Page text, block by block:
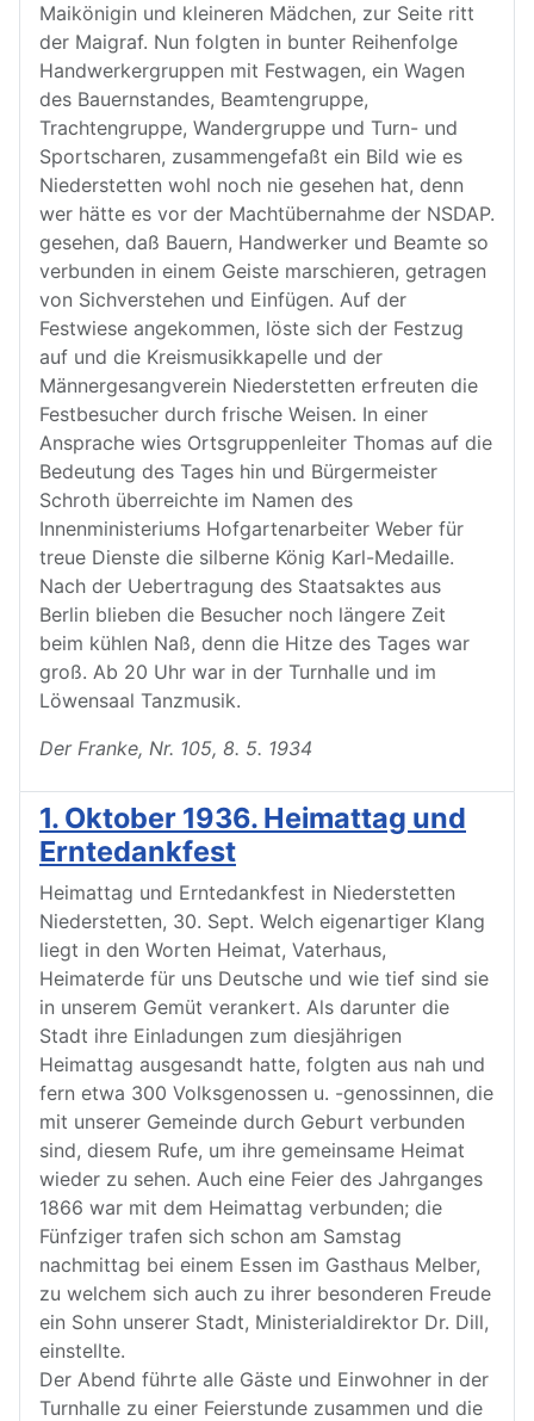
Maikönigin und kleineren Mädchen, zur Seite ritt
der Maigraf. Nun folgten in bunter Reihenfolge
Handwerkergruppen mit Festwagen, ein Wagen
des Bauernstandes, Beamtengruppe,
Trachtengruppe, Wandergruppe und Turn- und
Sportscharen, zusammengefaßt ein Bild wie es
Niederstetten wohl noch nie gesehen hat, denn
wer hätte es vor der Machtübernahme der NSDAP.
gesehen, daß Bauern, Handwerker und Beamte so
verbunden in einem Geiste marschieren, getragen
von Sichverstehen und Einfügen. Auf der
Festwiese angekommen, löste sich der Festzug
auf und die Kreismusikkapelle und der
Männergesangverein Niederstetten erfreuten die
Festbesucher durch frische Weisen. In einer
Ansprache wies Ortsgruppenleiter Thomas auf die
Bedeutung des Tages hin und Bürgermeister
Schroth überreichte im Namen des
Innenministeriums Hofgartenarbeiter Weber für
treue Dienste die silberne König Karl-Medaille.
Nach der Uebertragung des Staatsaktes aus
Berlin blieben die Besucher noch längere Zeit
beim kühlen Naß, denn die Hitze des Tages war
groß. Ab 20 Uhr war in der Turnhalle und im
Löwensaal Tanzmusik.
Der Franke, Nr. 105, 8. 5. 1934
1. Oktober 1936. Heimattag und
Erntedankfest
Heimattag und Erntedankfest in Niederstetten
Niederstetten, 30. Sept. Welch eigenartiger Klang
liegt in den Worten Heimat, Vaterhaus,
Heimaterde für uns Deutsche und wie tief sind sie
in unserem Gemüt verankert. Als darunter die
Stadt ihre Einladungen zum diesjährigen
Heimattag ausgesandt hatte, folgten aus nah und
fern etwa 300 Volksgenossen u. -genossinnen, die
mit unserer Gemeinde durch Geburt verbunden
sind, diesem Rufe, um ihre gemeinsame Heimat
wieder zu sehen. Auch eine Feier des Jahrganges
1866 war mit dem Heimattag verbunden; die
Fünfziger trafen sich schon am Samstag
nachmittag bei einem Essen im Gasthaus Melber,
zu welchem sich auch zu ihrer besonderen Freude
ein Sohn unserer Stadt, Ministerialdirektor Dr. Dill,
einstellte.
Der Abend führte alle Gäste und Einwohner in der
Turnhalle zu einer Feierstunde zusammen und die